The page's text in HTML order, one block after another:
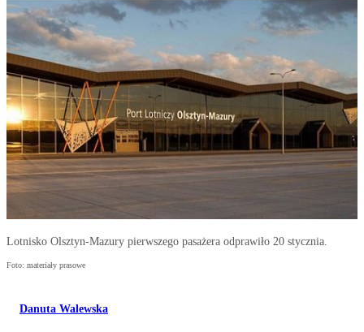
Lotnisko Olsztyn-Mazury pierwszego pasażera odprawiło 20 stycznia.
Foto: materiały prasowe
Danuta Walewska